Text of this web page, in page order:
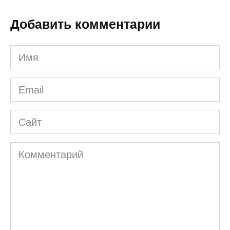
Добавить комментарии
Имя
*
Email
*
Сайт
Комментарий